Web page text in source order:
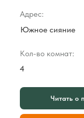
Читать о
4
Кол-во комнат:
Южное сияние
Адрес: